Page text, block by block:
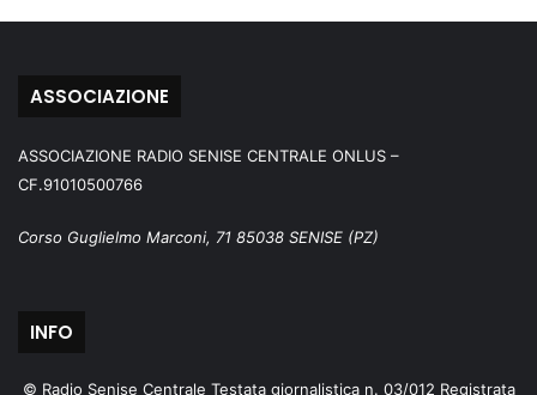
ASSOCIAZIONE
ASSOCIAZIONE RADIO SENISE CENTRALE ONLUS –
CF.91010500766
Corso Guglielmo Marconi, 71 85038 SENISE (PZ)
INFO
© Radio Senise Centrale Testata giornalistica n. 03/012 Registrata